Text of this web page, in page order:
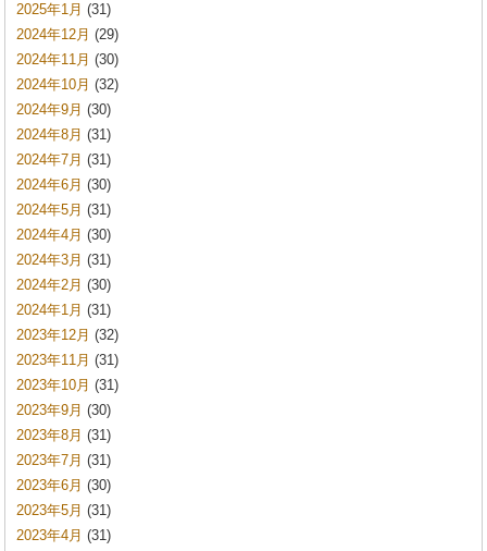
2025年1月 (31)
2024年12月 (29)
2024年11月 (30)
2024年10月 (32)
2024年9月 (30)
2024年8月 (31)
2024年7月 (31)
2024年6月 (30)
2024年5月 (31)
2024年4月 (30)
2024年3月 (31)
2024年2月 (30)
2024年1月 (31)
2023年12月 (32)
2023年11月 (31)
2023年10月 (31)
2023年9月 (30)
2023年8月 (31)
2023年7月 (31)
2023年6月 (30)
2023年5月 (31)
2023年4月 (31)